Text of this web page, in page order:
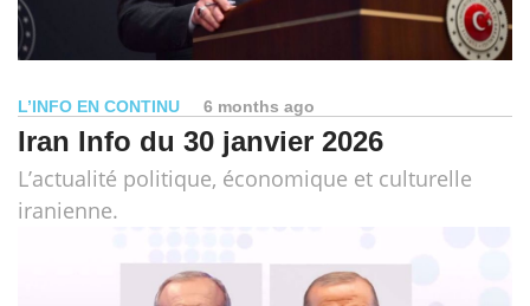
L’INFO EN CONTINU 6 months ago
Iran Info du 30 janvier 2026
L’actualité politique, économique et culturelle
iranienne.